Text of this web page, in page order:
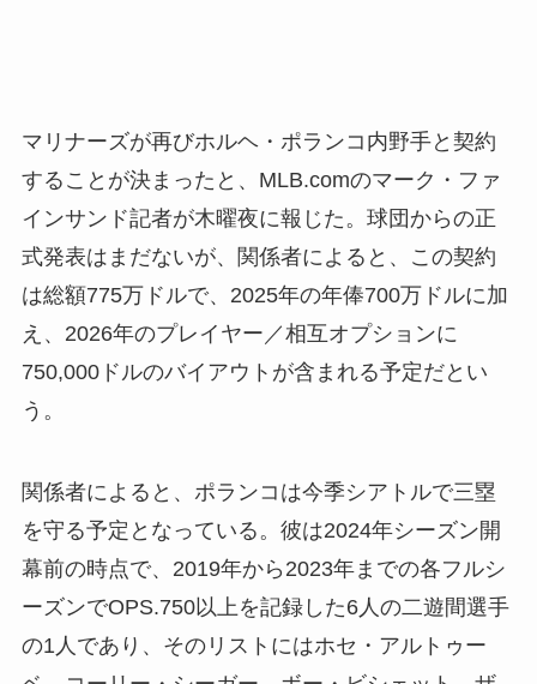
マリナーズが再びホルヘ・ポランコ内野手と契約
することが決まったと、MLB.comのマーク・ファ
インサンド記者が木曜夜に報じた。球団からの正
式発表はまだないが、関係者によると、この契約
は総額775万ドルで、2025年の年俸700万ドルに加
え、2026年のプレイヤー／相互オプションに
750,000ドルのバイアウトが含まれる予定だとい
う。
関係者によると、ポランコは今季シアトルで三塁
を守る予定となっている。彼は2024年シーズン開
幕前の時点で、2019年から2023年までの各フルシ
ーズンでOPS.750以上を記録した6人の二遊間選手
の1人であり、そのリストにはホセ・アルトゥー